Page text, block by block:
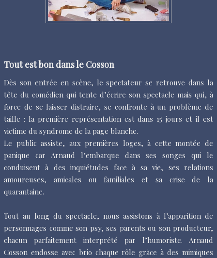
Tout est bon dans le Cosson
Dès son entrée en scène, le spectateur se retrouve dans la
tête du comédien qui tente d’écrire son spectacle mais qui, à
force de se laisser distraire, se confronte à un problème de
taille : la première représentation est dans 15 jours et il est
victime du syndrome de la page blanche.
Le public assiste, aux premières loges, à cette montée de
panique car Arnaud l’embarque dans ses songes qui le
conduisent à des inquiétudes face à sa vie, ses relations
amoureuses, amicales ou familiales et sa crise de la
quarantaine.
Tout au long du spectacle, nous assistons à l’apparition de
personnages comme son psy, ses parents ou son producteur,
chacun parfaitement interprété par l’humoriste. Arnaud
Cosson endosse avec brio chaque rôle grâce à des mimiques